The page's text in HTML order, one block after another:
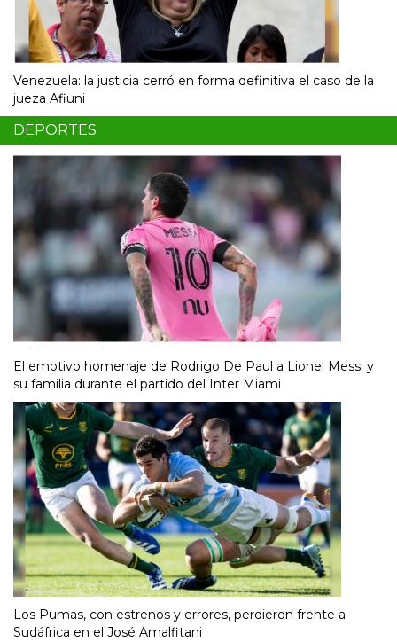
Venezuela: la justicia cerró en forma definitiva el caso de la
jueza Afiuni
DEPORTES
El emotivo homenaje de Rodrigo De Paul a Lionel Messi y
su familia durante el partido del Inter Miami
Los Pumas, con estrenos y errores, perdieron frente a
Sudáfrica en el José Amalfitani